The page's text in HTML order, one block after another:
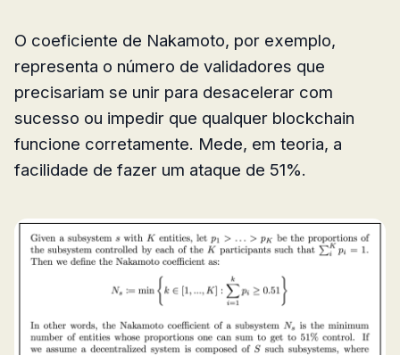
O coeficiente de Nakamoto, por exemplo,
representa o número de validadores que
precisariam se unir para desacelerar com
sucesso ou impedir que qualquer blockchain
funcione corretamente. Mede, em teoria, a
facilidade de fazer um ataque de 51%.